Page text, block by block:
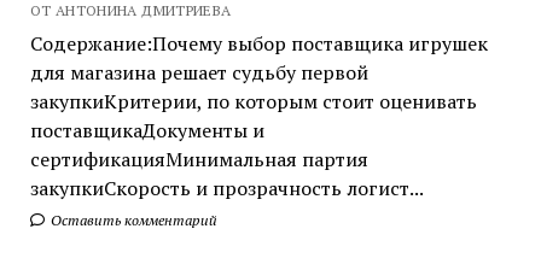
ОТ АНТОНИНА ДМИТРИЕВА
Содержание:Почему выбор поставщика игрушек
для магазина решает судьбу первой
закупкиКритерии, по которым стоит оценивать
поставщикаДокументы и
сертификацияМинимальная партия
закупкиСкорость и прозрачность логист...
Оставить комментарий